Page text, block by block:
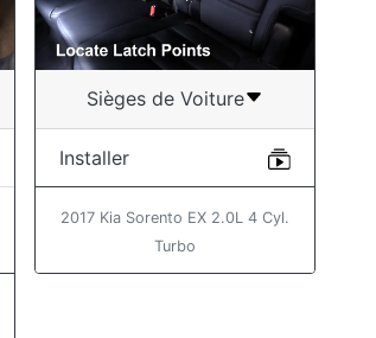
Sièges de Voiture
Installer
2017 Kia Sorento EX 2.0L 4 Cyl.
Turbo